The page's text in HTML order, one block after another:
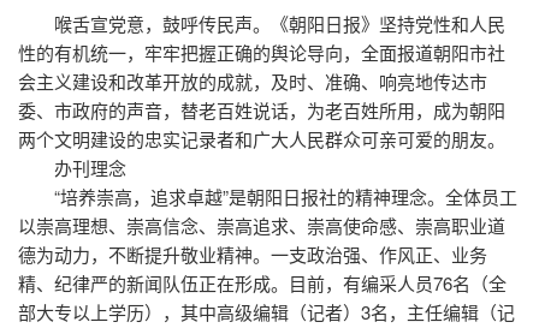
融媒体发布SAAS应用
xportal网站群
xlearning云答题
舆情分析
社会化媒体综合管理与发布
融媒体基础应用
智慧党建
集团企业融媒体中心解决方案
广电行业融媒体中心解决方案
政府行业地市级融媒体中心解决方案
融媒体中心应用解决方案
xlearning云答题Saas解决方案
xpaper融媒体报刊SAAS解决方案
Xedit融媒体采编SAAS解决方案
XTP融媒体选题策划SAAS解决方案
历史报刊数据库建设
扫描加工服务
全息数据代加工服务
开发者资源
最佳实践
开发者资源
文档中心
合作伙伴
了解更多
关于中栖梧桐云
最新动态
行业解读
专家视窗
增值服务
控制台 登录 注册
喉舌宣党意，鼓呼传民声。《朝阳日报》坚持党性和人民
性的有机统一，牢牢把握正确的舆论导向，全面报道朝阳市社
会主义建设和改革开放的成就，及时、准确、响亮地传达市
委、市政府的声音，替老百姓说话，为老百姓所用，成为朝阳
两个文明建设的忠实记录者和广大人民群众可亲可爱的朋友。
办刊理念
“培养崇高，追求卓越”是朝阳日报社的精神理念。全体员工
以崇高理想、崇高信念、崇高追求、崇高使命感、崇高职业道
德为动力，不断提升敬业精神。一支政治强、作风正、业务
精、纪律严的新闻队伍正在形成。目前，有编采人员76名（全
部大专以上学历），其中高级编辑（记者）3名，主任编辑（记